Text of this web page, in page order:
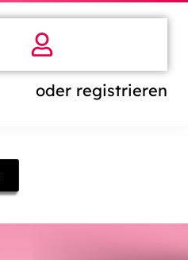
oder registrieren